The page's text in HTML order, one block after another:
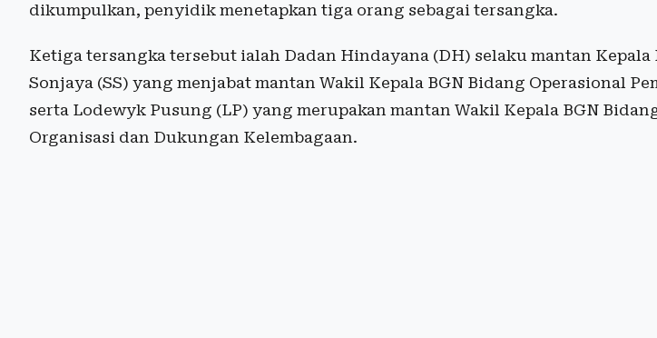
dikumpulkan, penyidik menetapkan tiga orang sebagai tersangka.
Ketiga tersangka tersebut ialah Dadan Hindayana (DH) selaku mantan Kepala
Sonjaya (SS) yang menjabat mantan Wakil Kepala BGN Bidang Operasional
serta Lodewyk Pusung (LP) yang merupakan mantan Wakil Kepala BGN
Organisasi dan Dukungan Kelembagaan.